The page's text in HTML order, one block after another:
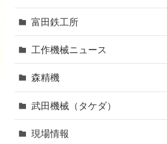
富田鉄工所
工作機械ニュース
森精機
武田機械（タケダ）
現場情報